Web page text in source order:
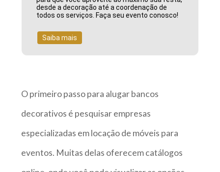
desde a decoração até a coordenação de
todos os serviços. Faça seu evento conosco!
Saiba mais
O primeiro passo para alugar bancos
decorativos é pesquisar empresas
especializadas em locação de móveis para
eventos. Muitas delas oferecem catálogos